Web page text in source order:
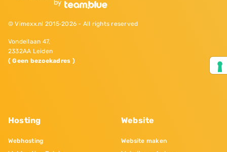
© Vimexx.nl 2015‐2026 - All rights reserved
Vondellaan 47,
2332AA Leiden
( Geen bezoekadres )
Hosting
Webhosting
Website
Website maken